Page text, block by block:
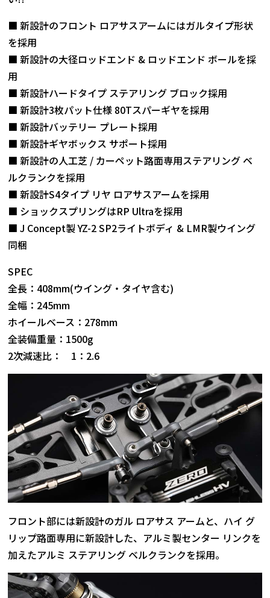
■ 新設計のフロント ロアサスアームにはガルタイプ形状
を採用
■ 新設計の大径ロッドエンド & ロッドエンド ボールを採
用
■ 新設計ハードタイプ ステアリング ブロック採用
■ 新設計3枚パット仕様 80Tスパーギヤを採用
■ 新設計バッテリー プレート採用
■ 新設計ギヤボックス サポート採用
■ 新設計の人工芝 / カーペット路面専用ステアリング ベ
ルクランクを採用
■ 新設計S4タイプ リヤ ロアサスアームを採用
■ ショックスプリングはRP Ultraを採用
■ J Concept製 YZ-2 SP2ライトボディ & LMR製ウイング
同梱
SPEC
全長：408mm(ウイング・タイヤ含む)
全幅：245mm
ホイールベース：278mm
全装備重量：1500g
2次減速比： 1：2.6
フロント部には新設計のガル ロアサス アームと、ハイ グ
リップ路面専用に新設計した、アルミ製センター リンクを
加えたアルミ ステアリング ベルクランクを採用。